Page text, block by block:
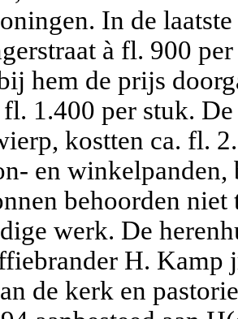
In de
à fl. 900
hem de prijs
fl. 1.400 per stuk.
kostten ca. fl.
en
behoorden
werk. De
H. Kamp
de kerk en